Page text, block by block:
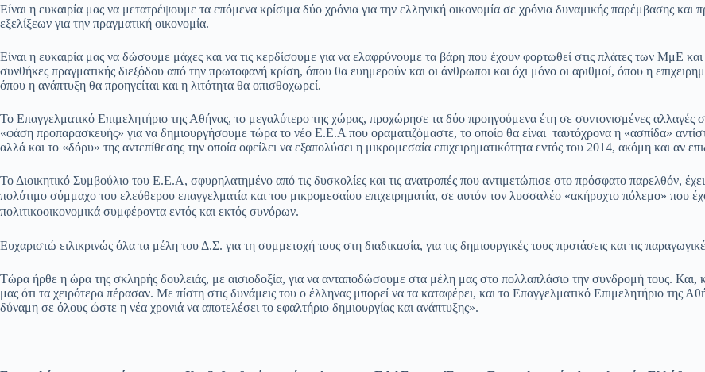
Είναι η ευκαιρία μας να μετατρέψουμε τα επόμενα κρίσιμα δύο χρόνια για την ελληνική οικονομία σε χρόνια δυναμικής παρέμβασης
εξελίξεων για την πραγματική οικονομία.
Είναι η ευκαιρία μας να δώσουμε μάχες και να τις κερδίσουμε για να ελαφρύνουμε τα βάρη που έχουν φορτωθεί στις πλάτες των ΜμΕ
συνθήκες πραγματικής διεξόδου από την πρωτοφανή κρίση, όπου θα ευημερούν και οι άνθρωποι και όχι μόνο οι αριθμοί, όπου η
όπου η ανάπτυξη θα προηγείται και η λιτότητα θα οπισθοχωρεί.
Το Επαγγελματικό Επιμελητήριο της Αθήνας, το μεγαλύτερο της χώρας, προχώρησε τα δύο προηγούμενα έτη σε συντονισμένες αλλαγές
«φάση προπαρασκευής» για να δημιουργήσουμε τώρα το νέο Ε.Ε.Α που οραματιζόμαστε, το οποίο θα είναι ταυτόχρονα η «ασπίδα»
αλλά και το «δόρυ» της αντεπίθεσης την οποία οφείλει να εξαπολύσει η μικρομεσαία επιχειρηματικότητα εντός του 2014, ακόμη και αν
Το Διοικητικό Συμβούλιο του Ε.Ε.Α, σφυρηλατημένο από τις δυσκολίες και τις ανατροπές που αντιμετώπισε στο πρόσφατο παρελθόν,
πολύτιμο σύμμαχο του ελεύθερου επαγγελματία και του μικρομεσαίου επιχειρηματία, σε αυτόν τον λυσσαλέο «ακήρυχτο πόλεμο» που
πολιτικοοικονομικά συμφέροντα εντός και εκτός συνόρων.
Ευχαριστώ ειλικρινώς όλα τα μέλη του Δ.Σ. για τη συμμετοχή τους στη διαδικασία, για τις δημιουργικές τους προτάσεις και τις
Τώρα ήρθε η ώρα της σκληρής δουλειάς, με αισιοδοξία, για να ανταποδώσουμε στα μέλη μας στο πολλαπλάσιο την συνδρομή τους. Και,
μας ότι τα χειρότερα πέρασαν. Με πίστη στις δυνάμεις του ο έλληνας μπορεί να τα καταφέρει, και το Επαγγελματικό Επιμελητήριο της
δύναμη σε όλους ώστε η νέα χρονιά να αποτελέσει το εφαλτήριο δημιουργίας και ανάπτυξης».